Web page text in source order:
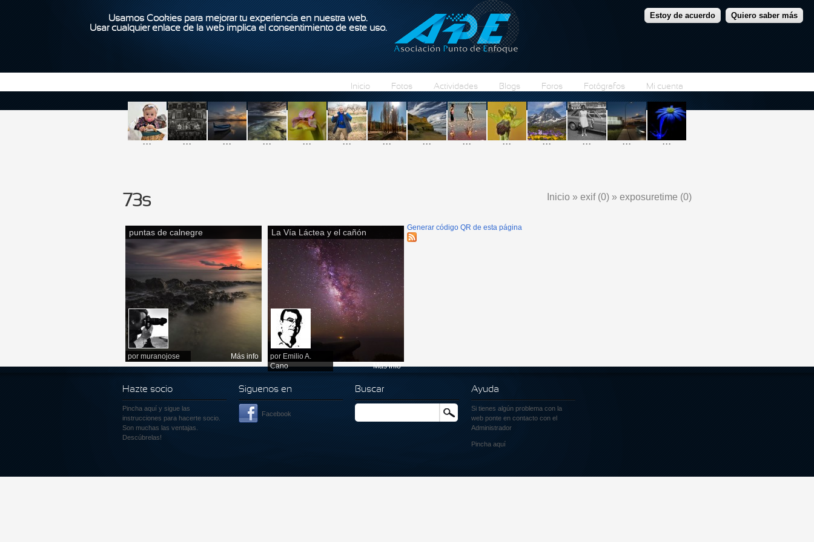
Usamos Cookies para mejorar tu experiencia en nuestra web.
Usar cualquier enlace de la web implica el consentimiento de este uso.
Estoy de acuerdo Quiero saber más
Pasar al contenido principal
Inicio Fotos Actividades Blogs Foros Fotógrafos Mi cuenta
... ... ... ... ... ... ... ... ... ... ... ... ... ...
Inicio » exif (0) » exposuretime (0)
73s
puntas de calnegre
por muranojose Más info
La Vía Láctea y el cañón
por Emilio A.
Cano
Más info
Generar código QR de esta página
Hazte socio
Pincha aquí y sigue las
instrucciones para hacerte socio.
Son muchas las ventajas.
Descúbrelas!
Siguenos en
Facebook
Buscar
Buscar
Ayuda
Si tienes algún problema con la
web ponte en contacto con el
Administrador
Pincha aquí